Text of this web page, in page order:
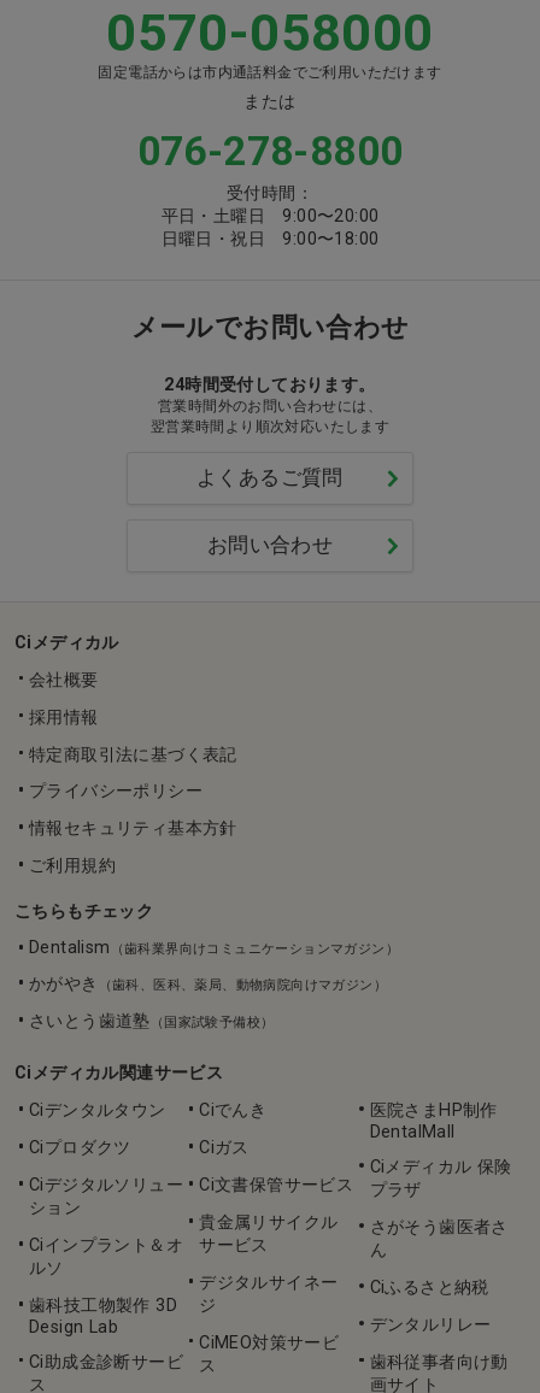
0570-058000
固定電話からは市内通話料金でご利用いただけます
または
076-278-8800
受付時間：
平日・土曜日 9:00〜20:00
日曜日・祝日 9:00〜18:00
メールでお問い合わせ
24時間受付しております。
営業時間外のお問い合わせには、
翌営業時間より順次対応いたします
よくあるご質問
お問い合わせ
Ciメディカル
会社概要
採用情報
特定商取引法に基づく表記
プライバシーポリシー
情報セキュリティ基本方針
ご利用規約
こちらもチェック
Dentalism
（歯科業界向けコミュニケーションマガジン）
かがやき （歯科、医科、薬局、動物病院向けマガジン）
さいとう歯道塾 （国家試験予備校）
Ciメディカル関連サービス
Ciデンタルタウン
Ciプロダクツ
Ciデジタルソリュー
ション
Ciインプラント＆オ
ルソ
歯科技工物製作 3D
Design Lab
Ci助成金診断サービ
ス
Ciでんき
Ciガス
Ci文書保管サービス
貴金属リサイクル
サービス
デジタルサイネー
ジ
CiMEO対策サービ
ス
医院さまHP制作
DentalMall
Ciメディカル 保険
プラザ
さがそう歯医者さ
ん
Ciふるさと納税
デンタルリレー
歯科従事者向け動
画サイト